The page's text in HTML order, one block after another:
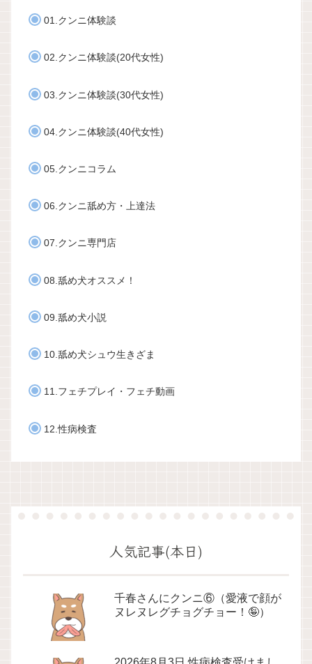
01.クンニ体験談
02.クンニ体験談(20代女性)
03.クンニ体験談(30代女性)
04.クンニ体験談(40代女性)
05.クンニコラム
06.クンニ舐め方・上達法
07.クンニ専門店
08.舐め犬オススメ！
09.舐め犬小説
10.舐め犬シュウ生きざま
11.フェチプレイ・フェチ動画
12.性病検査
人気記事(本日)
千春さんにクンニ⑥（愛液で顔が
ヌレヌレグチョグチョー！🤪）